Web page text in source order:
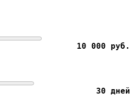
10 000 руб.
30 дней